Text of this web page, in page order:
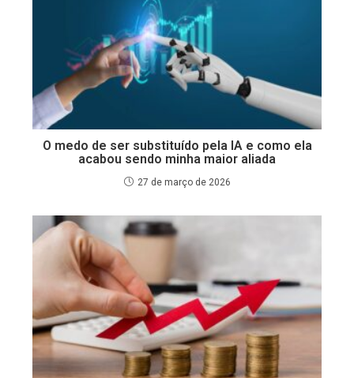
O medo de ser substituído pela IA e como ela
acabou sendo minha maior aliada
27 de março de 2026